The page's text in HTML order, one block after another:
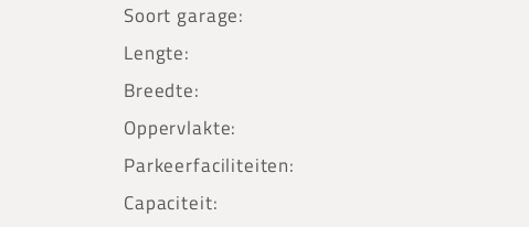
Soort garage:
Lengte:
Breedte:
Oppervlakte:
Parkeerfaciliteiten:
Capaciteit: